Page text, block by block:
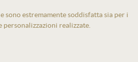
sono estremamente soddisfatta sia per i
personalizzazioni realizzate.